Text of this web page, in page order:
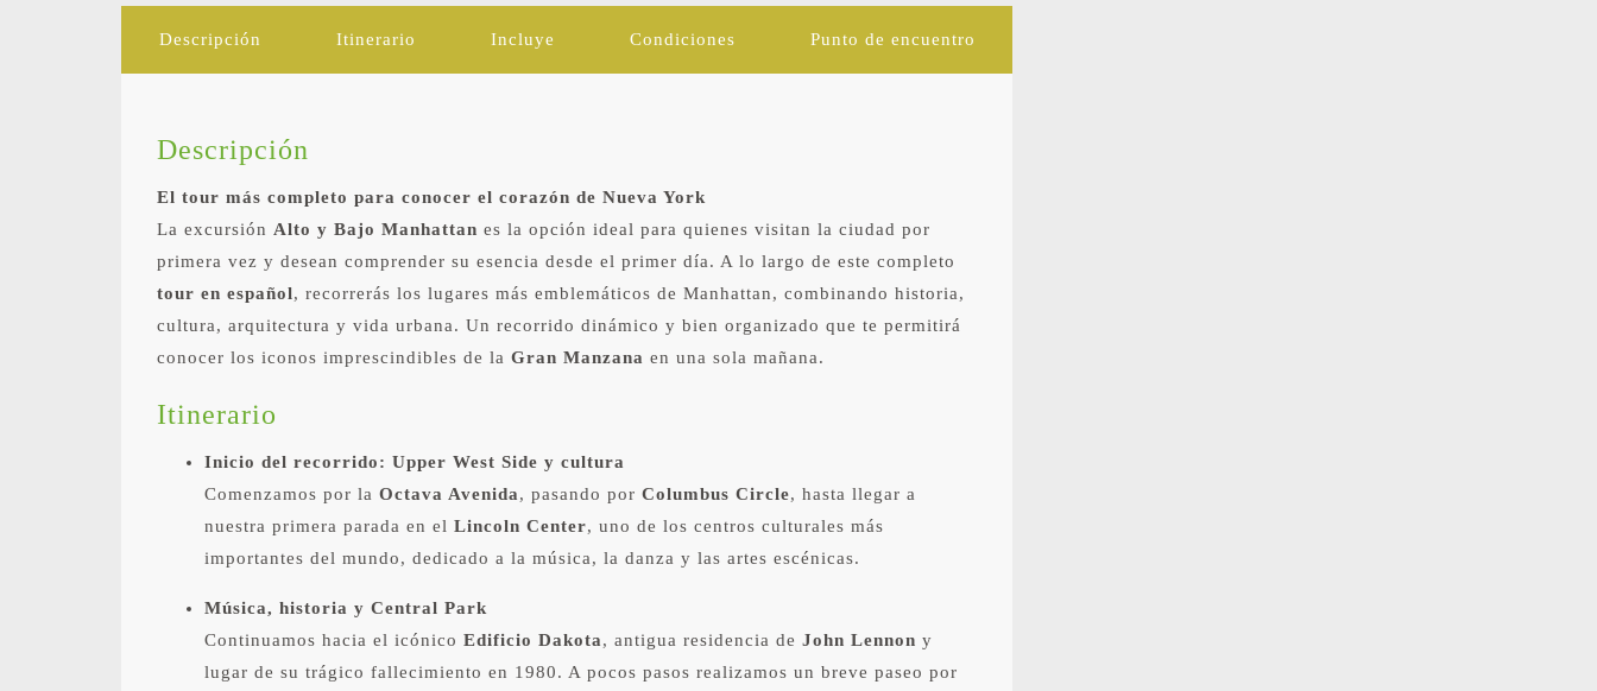
Descripción Itinerario Incluye Condiciones Punto de encuentro
Descripción
El tour más completo para conocer el corazón de Nueva York
La excursión Alto y Bajo Manhattan es la opción ideal para quienes visitan la ciudad por
primera vez y desean comprender su esencia desde el primer día. A lo largo de este completo
tour en español, recorrerás los lugares más emblemáticos de Manhattan, combinando historia,
cultura, arquitectura y vida urbana. Un recorrido dinámico y bien organizado que te permitirá
conocer los iconos imprescindibles de la Gran Manzana en una sola mañana.
Itinerario
Inicio del recorrido: Upper West Side y cultura
Comenzamos por la Octava Avenida, pasando por Columbus Circle, hasta llegar a
nuestra primera parada en el Lincoln Center, uno de los centros culturales más
importantes del mundo, dedicado a la música, la danza y las artes escénicas.
Música, historia y Central Park
Continuamos hacia el icónico Edificio Dakota, antigua residencia de John Lennon y
lugar de su trágico fallecimiento en 1980. A pocos pasos realizamos un breve paseo por